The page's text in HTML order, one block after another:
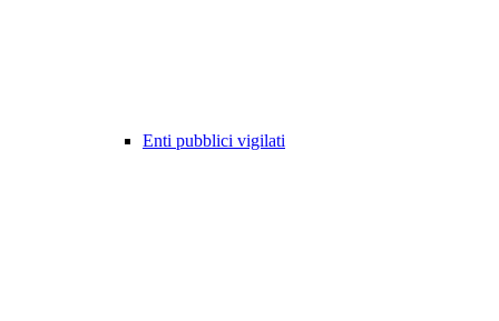
Enti pubblici vigilati